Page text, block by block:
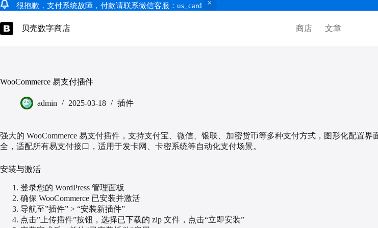
很抱歉，支付系统故障，付款请联系微信客服：us_card
过
内
贝壳数字商店 商店 文章
WooCommerce 易支付插件
admin 2025-03-18 插件
强大的 WooCommerce 易支付插件，支持支付宝、微信、银联、加密货币等多种支付方式，图形化配置
全，适配所有易支付接口，适用于发卡网、卡密系统等自动化支付场景。
安装与激活
登录您的 WordPress 管理面板
确保 WooCommerce 已安装并激活
导航至”插件” > “安装新插件”
点击”上传插件”按钮，选择已下载的 zip 文件，点击“立即安装”